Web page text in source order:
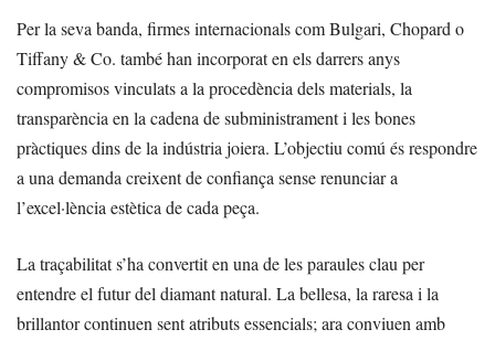
Per la seva banda, firmes internacionals com Bulgari, Chopard o
Tiffany & Co. també han incorporat en els darrers anys
compromisos vinculats a la procedència dels materials, la
transparència en la cadena de subministrament i les bones
pràctiques dins de la indústria joiera. L’objectiu comú és respondre
a una demanda creixent de confiança sense renunciar a
l’excel·lència estètica de cada peça.
La traçabilitat s’ha convertit en una de les paraules clau per
entendre el futur del diamant natural. La bellesa, la raresa i la
brillantor continuen sent atributs essencials; ara conviuen amb